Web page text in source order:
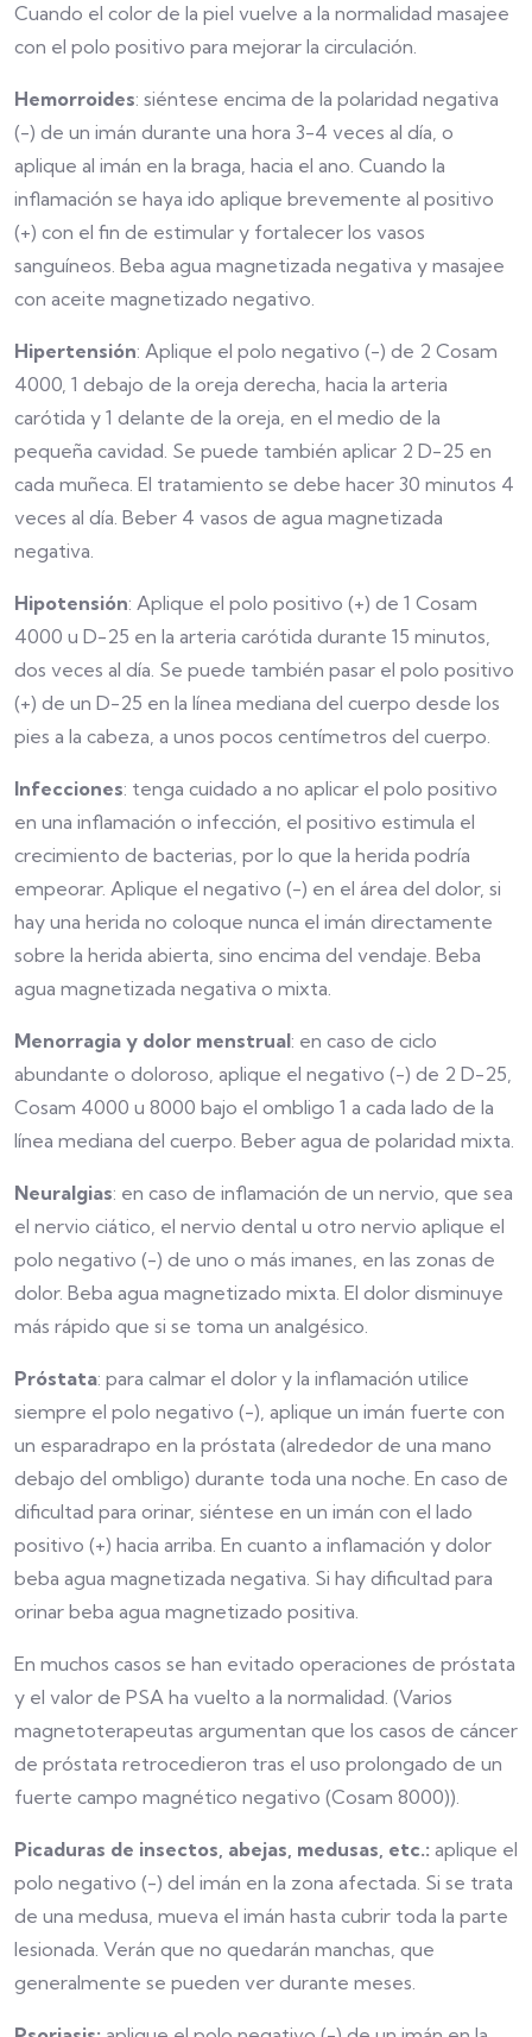
Cuando el color de la piel vuelve a la normalidad masajee
con el polo positivo para mejorar la circulación.
Hemorroides: siéntese encima de la polaridad negativa
(-) de un imán durante una hora 3-4 veces al día, o
aplique al imán en la braga, hacia el ano. Cuando la
inflamación se haya ido aplique brevemente al positivo
(+) con el fin de estimular y fortalecer los vasos
sanguíneos. Beba agua magnetizada negativa y masajee
con aceite magnetizado negativo.
Hipertensión: Aplique el polo negativo (-) de 2 Cosam
4000, 1 debajo de la oreja derecha, hacia la arteria
carótida y 1 delante de la oreja, en el medio de la
pequeña cavidad. Se puede también aplicar 2 D-25 en
cada muñeca. El tratamiento se debe hacer 30 minutos 4
veces al día. Beber 4 vasos de agua magnetizada
negativa.
Hipotensión: Aplique el polo positivo (+) de 1 Cosam
4000 u D-25 en la arteria carótida durante 15 minutos,
dos veces al día. Se puede también pasar el polo positivo
(+) de un D-25 en la línea mediana del cuerpo desde los
pies a la cabeza, a unos pocos centímetros del cuerpo.
Infecciones: tenga cuidado a no aplicar el polo positivo
en una inflamación o infección, el positivo estimula el
crecimiento de bacterias, por lo que la herida podría
empeorar. Aplique el negativo (-) en el área del dolor, si
hay una herida no coloque nunca el imán directamente
sobre la herida abierta, sino encima del vendaje. Beba
agua magnetizada negativa o mixta.
Menorragia y dolor menstrual: en caso de ciclo
abundante o doloroso, aplique el negativo (-) de 2 D-25,
Cosam 4000 u 8000 bajo el ombligo 1 a cada lado de la
línea mediana del cuerpo. Beber agua de polaridad mixta.
Neuralgias: en caso de inflamación de un nervio, que sea
el nervio ciático, el nervio dental u otro nervio aplique el
polo negativo (-) de uno o más imanes, en las zonas de
dolor. Beba agua magnetizado mixta. El dolor disminuye
más rápido que si se toma un analgésico.
Próstata: para calmar el dolor y la inflamación utilice
siempre el polo negativo (-), aplique un imán fuerte con
un esparadrapo en la próstata (alrededor de una mano
debajo del ombligo) durante toda una noche. En caso de
dificultad para orinar, siéntese en un imán con el lado
positivo (+) hacia arriba. En cuanto a inflamación y dolor
beba agua magnetizada negativa. Si hay dificultad para
orinar beba agua magnetizado positiva.
En muchos casos se han evitado operaciones de próstata
y el valor de PSA ha vuelto a la normalidad. (Varios
magnetoterapeutas argumentan que los casos de cáncer
de próstata retrocedieron tras el uso prolongado de un
fuerte campo magnético negativo (Cosam 8000)).
Picaduras de insectos, abejas, medusas, etc.: aplique el
polo negativo (-) del imán en la zona afectada. Si se trata
de una medusa, mueva el imán hasta cubrir toda la parte
lesionada. Verán que no quedarán manchas, que
generalmente se pueden ver durante meses.